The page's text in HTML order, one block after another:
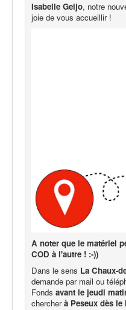
Isabelle Geijo, notre
joie de vous accueillir !
A noter que le matériel
COD à l'autre ! :-))
Dans le sens La Chaux-
demande par mail ou
Fonds avant le jeudi
chercherà Peseux dès